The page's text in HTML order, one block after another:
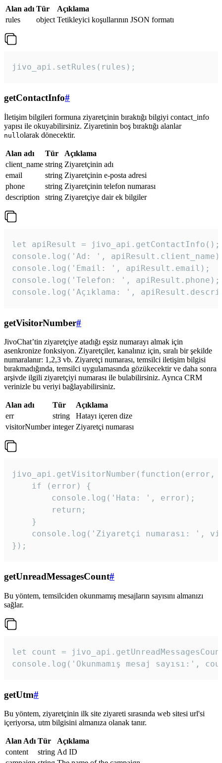
Alan adı Tür
Açıklama
rules
object Tetikleyici koşullarının JSON formatı
jivo_api.setRules(rules);
getContactInfo#
İletişim bilgileri formuna ziyaretçinin bıraktığı bilgiyi contact_info
yapısı ile okuyabilirsiniz. Ziyaretinin boş bıraktığı alanlar
null olarak dönecektir.
Alan adı Tür
Açıklama
client_name string Ziyaretçinin adı
email
string Ziyaretçinin e-posta adresi
phone
string Ziyaretçinin telefon numarası
description
string Ziyaretçiye dair ek bilgiler
let apiResult = jivo_api.getContactInfo();
console.log('Ad: ',
console.log('Email: ', apiResult.email);
console.log('Telefon: ', apiResult.phone);
console.log('Açıklama: ',
getVisitorNumber#
JivoChat’tin ziyaretçiye atadığı eşsiz numarayı almak için
asenkronize fonksiyon. Ziyaretçiler, kanalınız için, sıralı bir şekilde
numaralanır: 1,2,3 vb. Ziyaretçi numarası, temsilci iletişim bilgisi
bırakmadığında, temsilci uygulamasında gözükecektir ve daha sonra
arşivde ilgili ziyaretçiyi numarası ile bulabilirsiniz. Ayrıca CRM
verinizle bu veriyi bağlayabilirsiniz.
Alan adı Tür
Açıklama
err
string
Hatayı içeren dize
visitorNumber integer Ziyaretçi numarası
jivo_api.getVisitorNumber(function(error,
    if (error) {
        console.log('Hata: ', error);
        return;
    }
console.log('Ziyaretçi numarası: ',
});
getUnreadMessagesCount#
Bu yöntem, temsilciden okunmamış mesajların sayısını almanızı
sağlar.
let count =
console.log('Okunmamış mesaj sayısı:',
getUtm#
Bu yöntem, ziyaretçinin ilk site ziyareti sırasında web sitesi url'si
içeriyorsa, utm bilgisini almanıza olanak tanır.
Alan Adı Tür
Açıklama
content
string Ad ID